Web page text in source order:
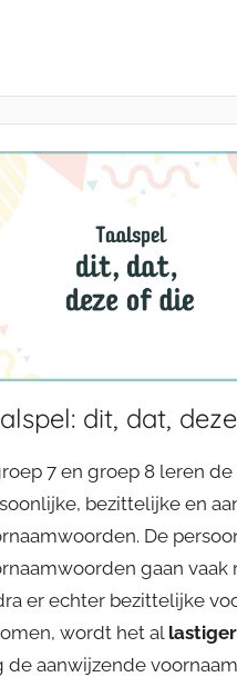
dit, dat,
7 en groep 8 leren
bezittelijke en
De
gaan vaak
er echter bezittelijke
wordt het al lastiger
de aanwijzende